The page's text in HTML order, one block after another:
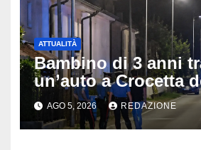
ATTUALITÀ
Bambino di 3 anni
un’auto a Crocetta
Montello: è
trasportato in
Padova
AGO 5, 2026 REDAZIONE